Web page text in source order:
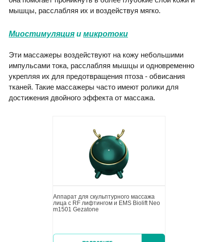
мышцы, расслабляя их и воздействуя мягко.
Миостимуляция и микротоки
Эти массажеры воздействуют на кожу небольшими
импульсами тока, расслабляя мышцы и одновременно
укрепляя их для предотвращения птоза - обвисания
тканей. Такие массажеры часто имеют ролики для
достижения двойного эффекта от массажа.
Аппарат для скульптурного массажа
лица с RF лифтингом и EMS Biolift Neo
m1501 Gezatone